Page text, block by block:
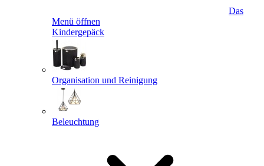
Das
Menü öffnen
Kindergepäck
Organisation und Reinigung
Beleuchtung